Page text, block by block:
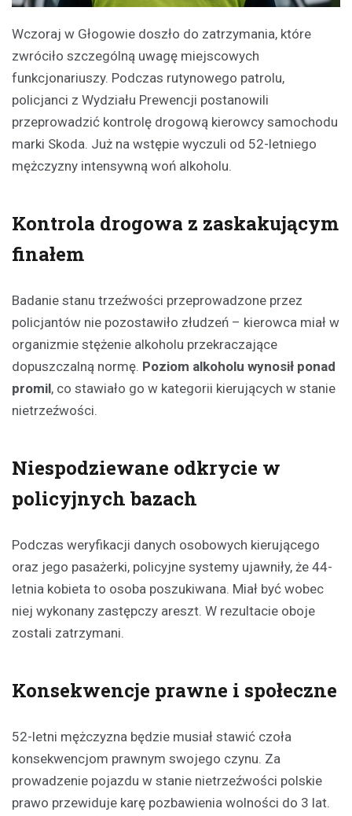
Wczoraj w Głogowie doszło do zatrzymania, które
zwróciło szczególną uwagę miejscowych
funkcjonariuszy. Podczas rutynowego patrolu,
policjanci z Wydziału Prewencji postanowili
przeprowadzić kontrolę drogową kierowcy samochodu
marki Skoda. Już na wstępie wyczuli od 52-letniego
mężczyzny intensywną woń alkoholu.
Kontrola drogowa z zaskakującym
finałem
Badanie stanu trzeźwości przeprowadzone przez
policjantów nie pozostawiło złudzeń – kierowca miał w
organizmie stężenie alkoholu przekraczające
dopuszczalną normę. Poziom alkoholu wynosił ponad
promil, co stawiało go w kategorii kierujących w stanie
nietrzeźwości.
Niespodziewane odkrycie w
policyjnych bazach
Podczas weryfikacji danych osobowych kierującego
oraz jego pasażerki, policyjne systemy ujawniły, że 44-
letnia kobieta to osoba poszukiwana. Miał być wobec
niej wykonany zastępczy areszt. W rezultacie oboje
zostali zatrzymani.
Konsekwencje prawne i społeczne
52-letni mężczyzna będzie musiał stawić czoła
konsekwencjom prawnym swojego czynu. Za
prowadzenie pojazdu w stanie nietrzeźwości polskie
prawo przewiduje karę pozbawienia wolności do 3 lat.